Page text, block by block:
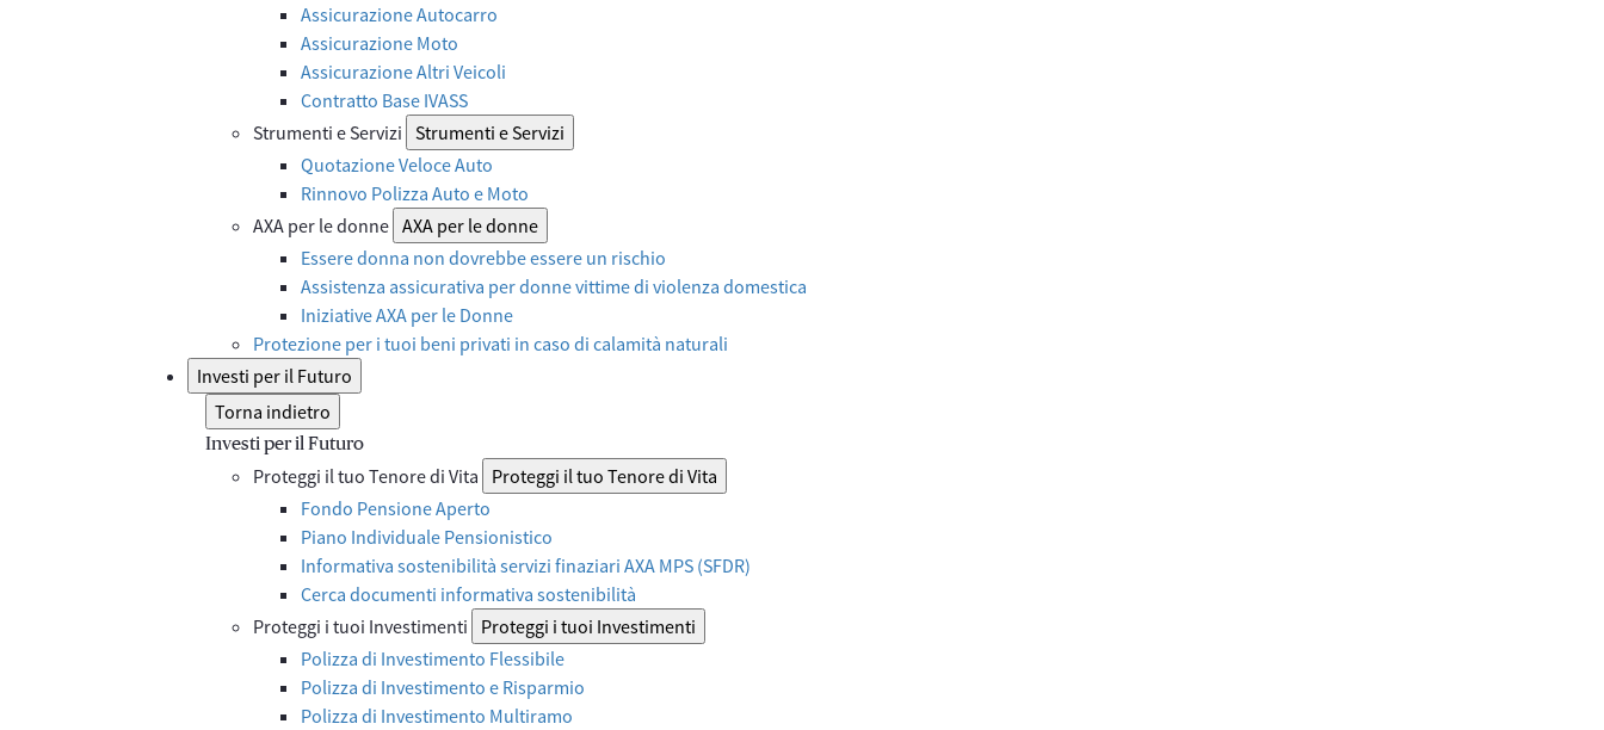
Assicurazione Autocarro
Assicurazione Moto
Assicurazione Altri Veicoli
Contratto Base IVASS
Strumenti e Servizi Strumenti e Servizi
Quotazione Veloce Auto
Rinnovo Polizza Auto e Moto
AXA per le donne AXA per le donne
Essere donna non dovrebbe essere un rischio
Assistenza assicurativa per donne vittime di violenza domestica
Iniziative AXA per le Donne
Protezione per i tuoi beni privati in caso di calamità naturali
Investi per il Futuro
Torna indietro
Investi per il Futuro
Proteggi il tuo Tenore di Vita
Proteggi il tuo Tenore di Vita
Fondo Pensione Aperto
Piano Individuale Pensionistico
Informativa sostenibilità servizi finaziari AXA MPS (SFDR)
Cerca documenti informativa sostenibilità
Proteggi i tuoi Investimenti
Proteggi i tuoi Investimenti
Polizza di Investimento Flessibile
Polizza di Investimento e Risparmio
Polizza di Investimento Multiramo